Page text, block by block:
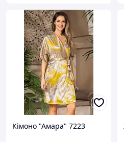
Кімоно "Амара" 7223